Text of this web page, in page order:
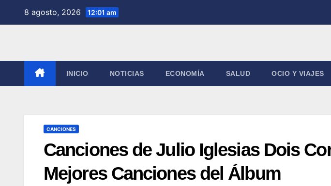
8 agosto, 2026 12:01 am
INICIO NOTICIAS ECONOMÍA SALUD OCIO Y VIAJES
CANCIONES
Canciones de Julio Iglesias Dois
Mejores Canciones del Álbum